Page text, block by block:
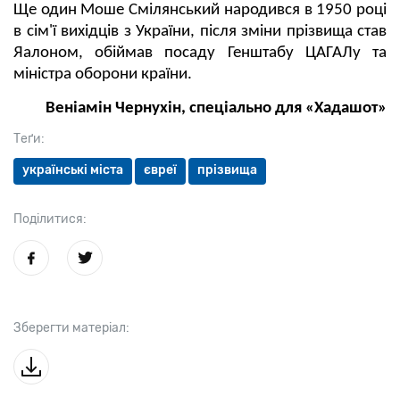
Теґи:
українські міста євреї прізвища
Поділитися:
Зберегти матеріал:
Ще один Моше Смілянський народився в 1950 році
в сім'ї вихідців з України, після зміни прізвища став
Яалоном, обіймав посаду Генштабу ЦАГАЛу та
міністра оборони країни.
Веніамін Чернухін, спеціально для «Хадашот»